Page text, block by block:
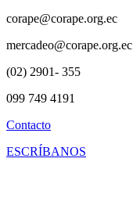
corape@corape.org.ec
mercadeo@corape.org.ec
(02) 2901- 355
099 749 4191
Contacto
ESCRÍBANOS